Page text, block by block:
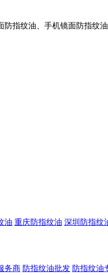
指纹油、手机镜面防指纹
油 重庆防指纹油 深圳防指纹
务商 防指纹油批发 防指纹油